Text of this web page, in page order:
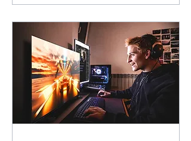
felici?